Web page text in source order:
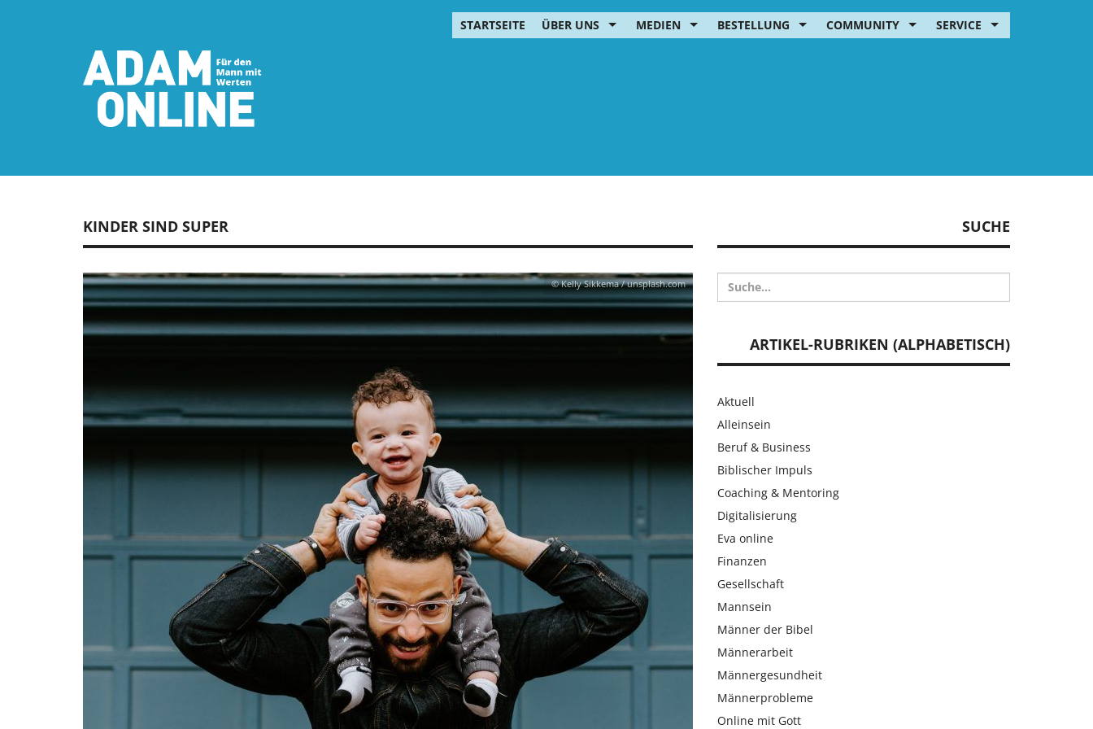
STARTSEITE ÜBER UNS MEDIEN BESTELLUNG COMMUNITY SERVICE
KINDER SIND SUPER
© Kelly Sikkema / unsplash.com
SUCHE
ARTIKEL-RUBRIKEN (ALPHABETISCH)
Aktuell
Alleinsein
Beruf & Business
Biblischer Impuls
Coaching & Mentoring
Digitalisierung
Eva online
Finanzen
Gesellschaft
Mannsein
Männer der Bibel
Männerarbeit
Männergesundheit
Männerprobleme
Online mit Gott